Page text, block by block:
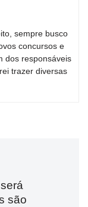
sempre busco
concursos e
dos responsáveis
trazer diversas
são